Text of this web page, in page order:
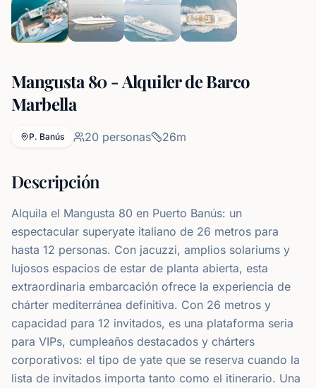
Mangusta 80 - Alquiler de Barco
Marbella
P. Banús 20 personas 26m
Descripción
Alquila el Mangusta 80 en Puerto Banús: un
espectacular superyate italiano de 26 metros para
hasta 12 personas. Con jacuzzi, amplios solariums y
lujosos espacios de estar de planta abierta, esta
extraordinaria embarcación ofrece la experiencia de
chárter mediterránea definitiva. Con 26 metros y
capacidad para 12 invitados, es una plataforma seria
para VIPs, cumpleaños destacados y chárters
corporativos: el tipo de yate que se reserva cuando la
lista de invitados importa tanto como el itinerario. Una